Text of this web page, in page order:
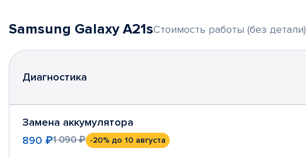
Samsung Galaxy A21sСтоимость работы (без детали)
Диагностика
Замена аккумулятора
890 ₽1 090 ₽ -20% до 10 августа